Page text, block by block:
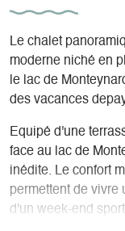
Le chalet
moderne niché en
le lac de
des vacances
Equipé d'une
face au lac de
inédite. Le confort
permettent de vivre
d'un week-end